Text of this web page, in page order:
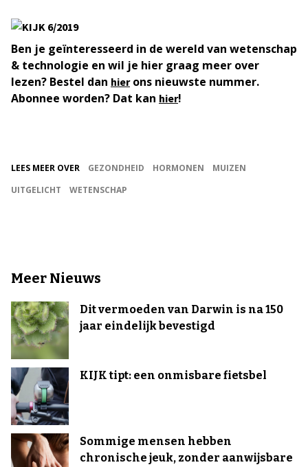
Ben je geïnteresseerd in de wereld van wetenschap
& technologie en wil je hier graag meer over
lezen? Bestel dan hierons nieuwste nummer.
Abonnee worden? Dat kan hier!
LEES MEER OVER GEZONDHEID HORMONEN
MUIZEN
UITGELICHT
WETENSCHAP
Meer Nieuws
Dit vermoeden van Darwin is na 150
jaar eindelijk bevestigd
KIJK tipt: een onmisbare fietsbel
Sommige mensen hebben
chronische jeuk, zonder aanwijsbare